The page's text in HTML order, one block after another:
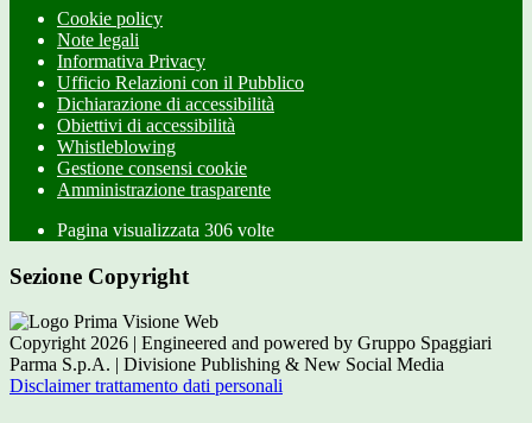
Cookie policy
Note legali
Informativa Privacy
Ufficio Relazioni con il Pubblico
Dichiarazione di accessibilità
Obiettivi di accessibilità
Whistleblowing
Gestione consensi cookie
Amministrazione trasparente
Pagina visualizzata 306 volte
Sezione Copyright
Copyright 2026 | Engineered and powered by Gruppo Spaggiari
Parma S.p.A. | Divisione Publishing & New Social Media
Disclaimer trattamento dati personali